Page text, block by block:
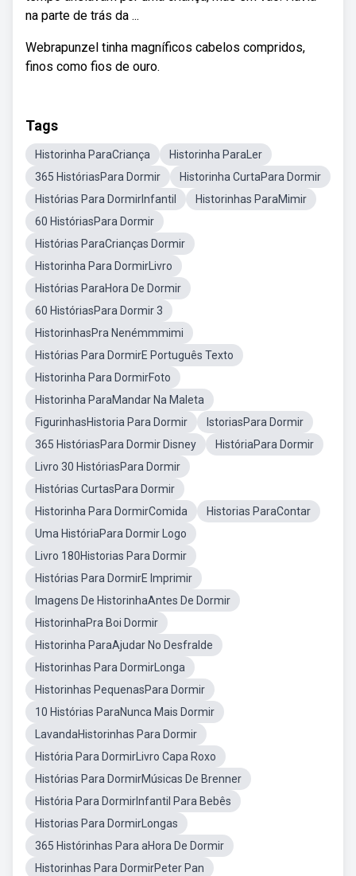
na parte de trás da ...
Webrapunzel tinha magníficos cabelos compridos,
finos como fios de ouro.
Tags
Historinha ParaCriança
Historinha ParaLer
365 HistóriasPara Dormir
Historinha CurtaPara Dormir
Histórias Para DormirInfantil
Historinhas ParaMimir
60 HistóriasPara Dormir
Histórias ParaCrianças Dormir
Historinha Para DormirLivro
Histórias ParaHora De Dormir
60 HistóriasPara Dormir 3
HistorinhasPra Nenémmmimi
Histórias Para DormirE Português Texto
Historinha Para DormirFoto
Historinha ParaMandar Na Maleta
FigurinhasHistoria Para Dormir
IstoriasPara Dormir
365 HistóriasPara Dormir Disney
HistóriaPara Dormir
Livro 30 HistóriasPara Dormir
Histórias CurtasPara Dormir
Historinha Para DormirComida
Historias ParaContar
Uma HistóriaPara Dormir Logo
Livro 180Historias Para Dormir
Histórias Para DormirE Imprimir
Imagens De HistorinhaAntes De Dormir
HistorinhaPra Boi Dormir
Historinha ParaAjudar No Desfralde
Historinhas Para DormirLonga
Historinhas PequenasPara Dormir
10 Histórias ParaNunca Mais Dormir
LavandaHistorinhas Para Dormir
História Para DormirLivro Capa Roxo
Histórias Para DormirMúsicas De Brenner
História Para DormirInfantil Para Bebês
Historias Para DormirLongas
365 Histórinhas Para aHora De Dormir
Historinhas Para DormirPeter Pan